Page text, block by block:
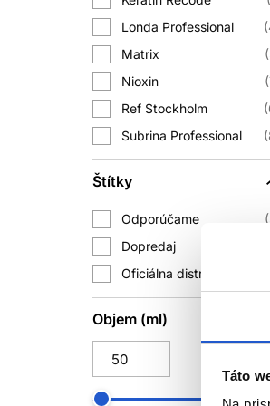
Táto
Niektoré farby
zosvetľovaní,
Nie je to
produkty
Londa Professional
Matrix
Nioxin
Ref Stockholm
Subrina Professional
Štítky
Odporúčame
Dopredaj
Oficiálna distribúcia
Objem (ml)